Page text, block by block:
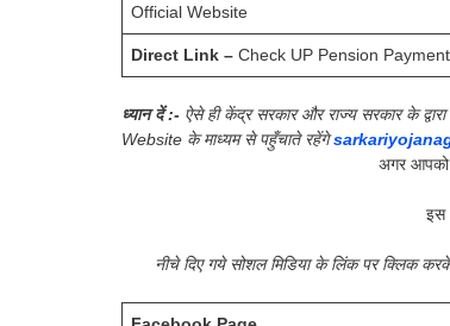
Official Website
Direct Link – Check UP Pension
ध्यान दें :- ऐसे ही केंद्र सरकार और राज्य सरकार के
Website के माध्यम से पहुँचाते रहेंगे
अगर आपको
इस
नीचे दिए गये सोशल मिडिया के लिंक पर क्लिक